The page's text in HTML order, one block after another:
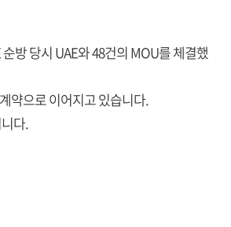
방 당시 UAE와 48건의 MOU를 체결했
약으로 이어지고 있습니다.
다.